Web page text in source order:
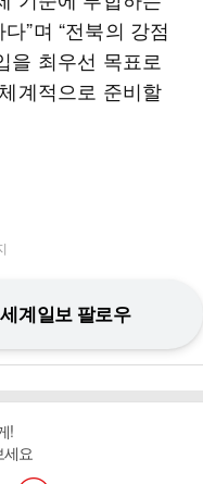
”며 “전북의 강점
을 최우선 목표로
계적으로 준비할
계일보 팔로우
!
세요